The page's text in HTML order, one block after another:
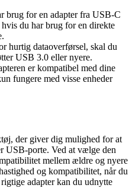
brug for en adapter fra USB-C
du har brug for en direkte
hurtig dataoverførsel, skal du
USB 3.0 eller nyere.
er kompatibel med dine
fungere med visse enheder
der giver dig mulighed for at
USB-porte. Ved at vælge den
mellem ældre og nyere
og kompatibilitet, når du
adapter kan du udnytte